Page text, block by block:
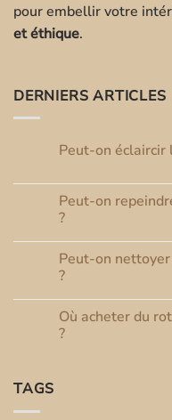
pour embellir votre
et éthique.
DERNIERS ARTICLES
Peut-on éclaircir
commentaire
sur
Peut-
on
éclaircir
la
teinte
d’un
meuble
en
rotin
Peut-on
?
sur
Peut-
on
meuble
en
rotin
Peut-on
?
sur
Peut-
on
Où acheter du
?
TAGS